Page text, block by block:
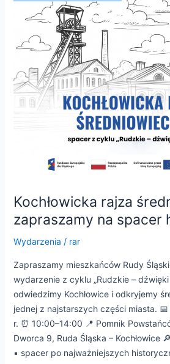
Kochłowicka rajza
zapraszamy na spacer
Wydarzenia / rar
Zapraszamy mieszkańców Rudy
wydarzenie z cyklu „Rudzkie –
odwiedzimy Kochłowice i odkryjemy
jednej z najstarszych części miasta.
r. ⏰ 10:00–14:00 📍 Pomnik
Dworca 9, Ruda Śląska – Kochłowice
▪️ spacer po najważniejszych
średniowieczna
zapraszamy
na
spacer
historyczny!